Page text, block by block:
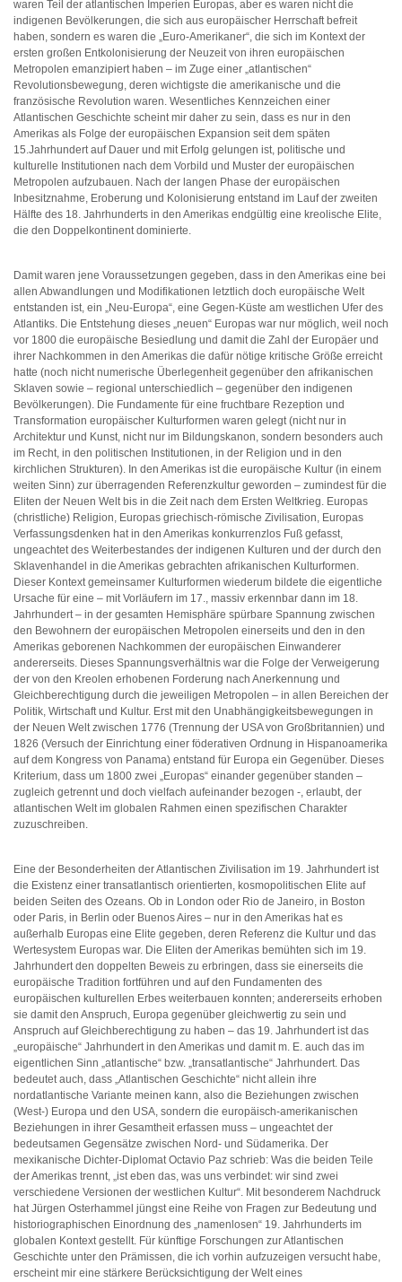
waren Teil der atlantischen Imperien Europas, aber es waren nicht die
indigenen Bevölkerungen, die sich aus europäischer Herrschaft befreit
haben, sondern es waren die „Euro-Amerikaner“, die sich im Kontext der
ersten großen Entkolonisierung der Neuzeit von ihren europäischen
Metropolen emanzipiert haben – im Zuge einer „atlantischen“
Revolutionsbewegung, deren wichtigste die amerikanische und die
französische Revolution waren. Wesentliches Kennzeichen einer
Atlantischen Geschichte scheint mir daher zu sein, dass es nur in den
Amerikas als Folge der europäischen Expansion seit dem späten
15.Jahrhundert auf Dauer und mit Erfolg gelungen ist, politische und
kulturelle Institutionen nach dem Vorbild und Muster der europäischen
Metropolen aufzubauen. Nach der langen Phase der europäischen
Inbesitznahme, Eroberung und Kolonisierung entstand im Lauf der zweiten
Hälfte des 18. Jahrhunderts in den Amerikas endgültig eine kreolische Elite,
die den Doppelkontinent dominierte.
Damit waren jene Voraussetzungen gegeben, dass in den Amerikas eine bei
allen Abwandlungen und Modifikationen letztlich doch europäische Welt
entstanden ist, ein „Neu-Europa“, eine Gegen-Küste am westlichen Ufer des
Atlantiks. Die Entstehung dieses „neuen“ Europas war nur möglich, weil noch
vor 1800 die europäische Besiedlung und damit die Zahl der Europäer und
ihrer Nachkommen in den Amerikas die dafür nötige kritische Größe erreicht
hatte (noch nicht numerische Überlegenheit gegenüber den afrikanischen
Sklaven sowie – regional unterschiedlich – gegenüber den indigenen
Bevölkerungen). Die Fundamente für eine fruchtbare Rezeption und
Transformation europäischer Kulturformen waren gelegt (nicht nur in
Architektur und Kunst, nicht nur im Bildungskanon, sondern besonders auch
im Recht, in den politischen Institutionen, in der Religion und in den
kirchlichen Strukturen). In den Amerikas ist die europäische Kultur (in einem
weiten Sinn) zur überragenden Referenzkultur geworden – zumindest für die
Eliten der Neuen Welt bis in die Zeit nach dem Ersten Weltkrieg. Europas
(christliche) Religion, Europas griechisch-römische Zivilisation, Europas
Verfassungsdenken hat in den Amerikas konkurrenzlos Fuß gefasst,
ungeachtet des Weiterbestandes der indigenen Kulturen und der durch den
Sklavenhandel in die Amerikas gebrachten afrikanischen Kulturformen.
Dieser Kontext gemeinsamer Kulturformen wiederum bildete die eigentliche
Ursache für eine – mit Vorläufern im 17., massiv erkennbar dann im 18.
Jahrhundert – in der gesamten Hemisphäre spürbare Spannung zwischen
den Bewohnern der europäischen Metropolen einerseits und den in den
Amerikas geborenen Nachkommen der europäischen Einwanderer
andererseits. Dieses Spannungsverhältnis war die Folge der Verweigerung
der von den Kreolen erhobenen Forderung nach Anerkennung und
Gleichberechtigung durch die jeweiligen Metropolen – in allen Bereichen der
Politik, Wirtschaft und Kultur. Erst mit den Unabhängigkeitsbewegungen in
der Neuen Welt zwischen 1776 (Trennung der USA von Großbritannien) und
1826 (Versuch der Einrichtung einer föderativen Ordnung in Hispanoamerika
auf dem Kongress von Panama) entstand für Europa ein Gegenüber. Dieses
Kriterium, dass um 1800 zwei „Europas“ einander gegenüber standen –
zugleich getrennt und doch vielfach aufeinander bezogen -, erlaubt, der
atlantischen Welt im globalen Rahmen einen spezifischen Charakter
zuzuschreiben.
Eine der Besonderheiten der Atlantischen Zivilisation im 19. Jahrhundert ist
die Existenz einer transatlantisch orientierten, kosmopolitischen Elite auf
beiden Seiten des Ozeans. Ob in London oder Rio de Janeiro, in Boston
oder Paris, in Berlin oder Buenos Aires – nur in den Amerikas hat es
außerhalb Europas eine Elite gegeben, deren Referenz die Kultur und das
Wertesystem Europas war. Die Eliten der Amerikas bemühten sich im 19.
Jahrhundert den doppelten Beweis zu erbringen, dass sie einerseits die
europäische Tradition fortführen und auf den Fundamenten des
europäischen kulturellen Erbes weiterbauen konnten; andererseits erhoben
sie damit den Anspruch, Europa gegenüber gleichwertig zu sein und
Anspruch auf Gleichberechtigung zu haben – das 19. Jahrhundert ist das
„europäische“ Jahrhundert in den Amerikas und damit m. E. auch das im
eigentlichen Sinn „atlantische“ bzw. „transatlantische“ Jahrhundert. Das
bedeutet auch, dass „Atlantischen Geschichte“ nicht allein ihre
nordatlantische Variante meinen kann, also die Beziehungen zwischen
(West-) Europa und den USA, sondern die europäisch-amerikanischen
Beziehungen in ihrer Gesamtheit erfassen muss – ungeachtet der
bedeutsamen Gegensätze zwischen Nord- und Südamerika. Der
mexikanische Dichter-Diplomat Octavio Paz schrieb: Was die beiden Teile
der Amerikas trennt, „ist eben das, was uns verbindet: wir sind zwei
verschiedene Versionen der westlichen Kultur“. Mit besonderem Nachdruck
hat Jürgen Osterhammel jüngst eine Reihe von Fragen zur Bedeutung und
historiographischen Einordnung des „namenlosen“ 19. Jahrhunderts im
globalen Kontext gestellt. Für künftige Forschungen zur Atlantischen
Geschichte unter den Prämissen, die ich vorhin aufzuzeigen versucht habe,
erscheint mir eine stärkere Berücksichtigung der Welt eines